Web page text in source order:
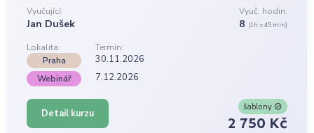
Vyučující:
Jan Dušek
Vyuč. hodin:
8 (1h = 45 min)
Lokalita:
Termín:
Praha
30.11.2026
Webinář 7.12.2026
Detail kurzu
šablony
2 750 Kč